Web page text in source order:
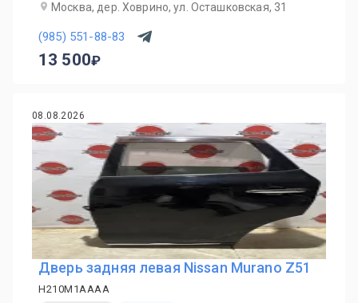
Москва, дер. Ховрино, ул. Осташковская, 31
(985) 551-88-83
13 500
08.08.2026
Дверь задняя левая Nissan Murano Z51
H210M1AAAA